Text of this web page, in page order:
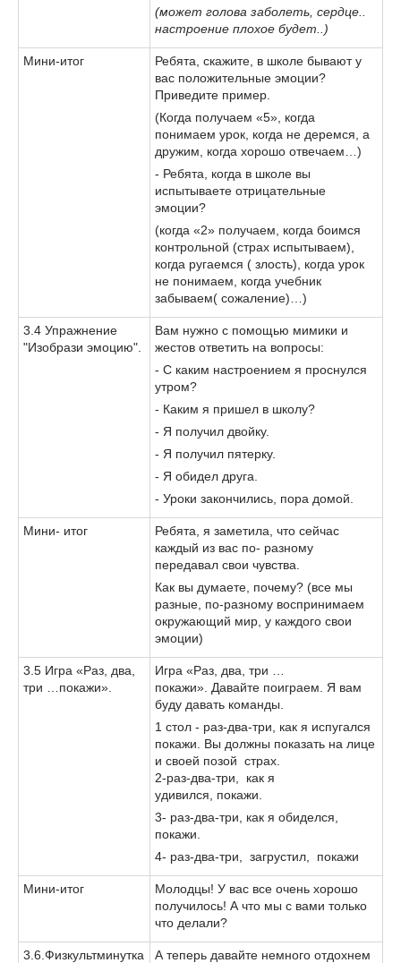
(может голова заболеть, сердце..
настроение плохое будет..)
Мини-итог
Ребята, скажите, в школе бывают у
вас положительные эмоции?
Приведите пример.
(Когда получаем «5», когда
понимаем урок, когда не деремся, а
дружим, когда хорошо отвечаем…)
- Ребята, когда в школе вы
испытываете отрицательные
эмоции?
(когда «2» получаем, когда боимся
контрольной (страх испытываем),
когда ругаемся ( злость), когда урок
не понимаем, когда учебник
забываем( сожаление)…)
3.4 Упражнение
"Изобрази эмоцию".
Вам нужно с помощью мимики и
жестов ответить на вопросы:
- С каким настроением я проснулся
утром?
- Каким я пришел в школу?
- Я получил двойку.
- Я получил пятерку.
- Я обидел друга.
- Уроки закончились, пора домой.
Мини- итог
Ребята, я заметила, что сейчас
каждый из вас по- разному
передавал свои чувства.
Как вы думаете, почему? (все мы
разные, по-разному воспринимаем
окружающий мир, у каждого свои
эмоции)
3.5 Игра «Раз, два,
три …покажи».
Игра «Раз, два, три …
покажи». Давайте поиграем. Я вам
буду давать команды.
1 стол - раз-два-три, как я испугался
покажи. Вы должны показать на лице
и своей позой страх.
2-раз-два-три, как я
удивился, покажи.
3- раз-два-три, как я обиделся,
покажи.
4- раз-два-три, загрустил, покажи
Мини-итог
Молодцы! У вас все очень хорошо
получилось! А что мы с вами только
что делали?
3.6.Физкультминутка
А теперь давайте немного отдохнем